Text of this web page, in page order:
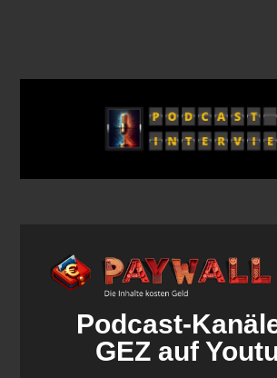
Podcast-
GEZ auf